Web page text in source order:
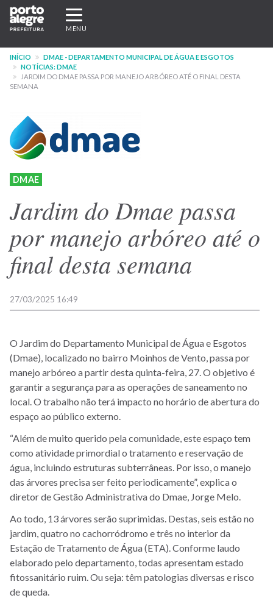
Pular
para
conteúdo
principal
Expandir/recolher
navegação
MENU
INÍCIO
DMAE - DEPARTAMENTO MUNICIPAL DE ÁGUA E ESGOTOS
NOTÍCIAS: DMAE
JARDIM DO DMAE PASSA POR MANEJO ARBÓREO ATÉ O FINAL DESTA
SEMANA
DMAE
Jardim do Dmae passa
por manejo arbóreo até o
final desta semana
27/03/2025 16:49
O Jardim do Departamento Municipal de Água e Esgotos
(Dmae), localizado no bairro Moinhos de Vento, passa por
manejo arbóreo a partir desta quinta-feira, 27. O objetivo é
garantir a segurança para as operações de saneamento no
local. O trabalho não terá impacto no horário de abertura do
espaço ao público externo.
“Além de muito querido pela comunidade, este espaço tem
como atividade primordial o tratamento e reservação de
água, incluindo estruturas subterrâneas. Por isso, o manejo
das árvores precisa ser feito periodicamente”, explica o
diretor de Gestão Administrativa do Dmae, Jorge Melo.
Ao todo, 13 árvores serão suprimidas. Destas, seis estão no
jardim, quatro no cachorródromo e três no interior da
Estação de Tratamento de Água (ETA). Conforme laudo
elaborado pelo departamento, todas apresentam estado
fitossanitário ruim. Ou seja: têm patologias diversas e risco
de queda.